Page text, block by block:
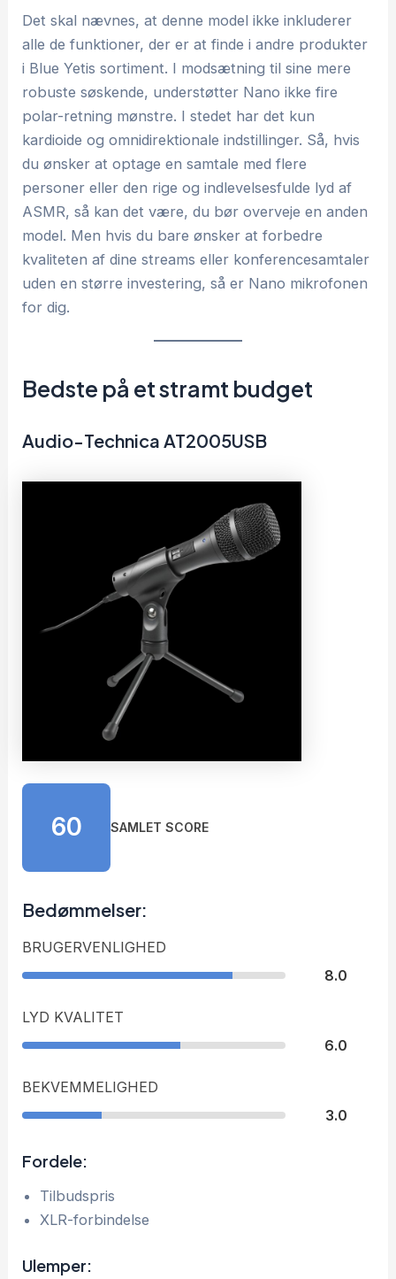
Det skal nævnes, at denne model ikke inkluderer
alle de funktioner, der er at finde i andre produkter
i Blue Yetis sortiment. I modsætning til sine mere
robuste søskende, understøtter Nano ikke fire
polar-retning mønstre. I stedet har det kun
kardioide og omnidirektionale indstillinger. Så, hvis
du ønsker at optage en samtale med flere
personer eller den rige og indlevelsesfulde lyd af
ASMR, så kan det være, du bør overveje en anden
model. Men hvis du bare ønsker at forbedre
kvaliteten af dine streams eller konferencesamtaler
uden en større investering, så er Nano mikrofonen
for dig.
Bedste på et stramt budget
Audio-Technica AT2005USB
60 SAMLET SCORE
Bedømmelser:
BRUGERVENLIGHED
8.0
LYD KVALITET
6.0
BEKVEMMELIGHED
3.0
Fordele:
Tilbudspris
XLR-forbindelse
Ulemper: